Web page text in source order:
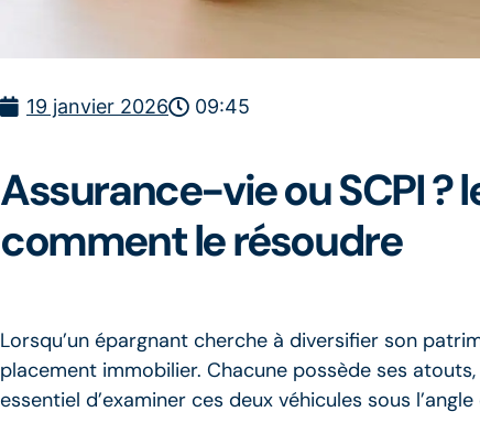
19 janvier 2026 09:45
Assurance-vie ou SCPI ?
comment le résoudre
Lorsqu’un épargnant cherche à diversifier son
placement immobilier. Chacune possède ses
essentiel d’examiner ces deux véhicules sous